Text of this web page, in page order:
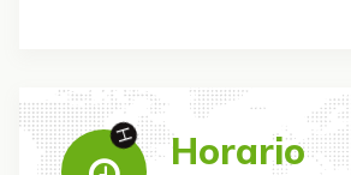
H Horario